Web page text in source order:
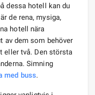
dessa hotell kan du
de rena, mysiga,
hotell nära
av dem som behöver
eller två. Den största
Simning
med buss.